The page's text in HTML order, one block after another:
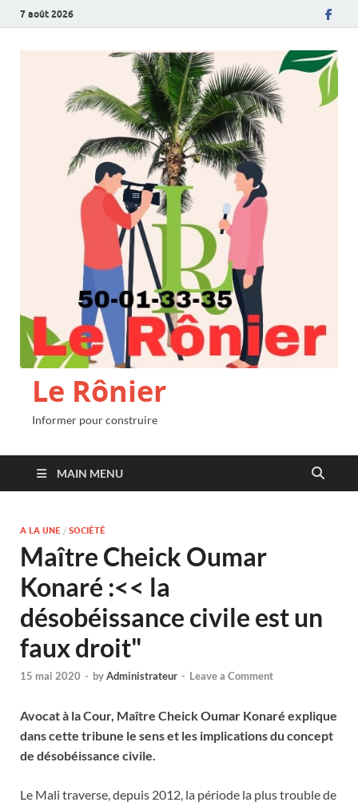
7 août 2026
Le Rônier
Informer pour construire
MAIN MENU
A LA UNE / SOCIÉTÉ
Maître Cheick Oumar
Konaré :<< la
désobéissance civile est un
faux droit"
15 mai 2020 - byAdministrateur - Leave a Comment
Avocat à la Cour, Maître Cheick Oumar Konaré explique
dans cette tribune le sens et les implications du concept
de désobéissance civile.
Le Mali traverse, depuis 2012, la période la plus trouble de